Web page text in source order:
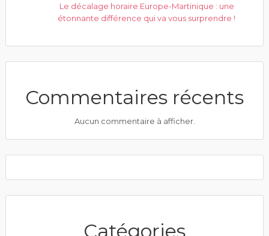
Le décalage horaire Europe-Martinique : une
étonnante différence qui va vous surprendre !
Commentaires récents
Aucun commentaire à afficher.
Catégories